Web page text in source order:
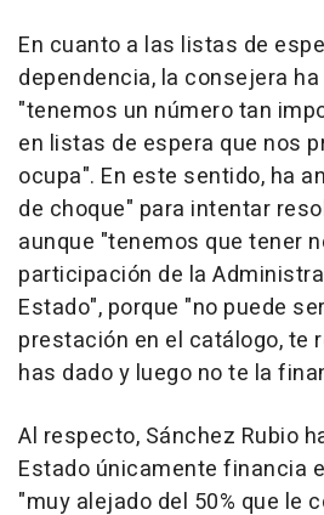
En cuanto a las listas de
dependencia, la consejera
"tenemos un número tan
en listas de espera que nos
ocupa". En este sentido, ha
de choque" para intentar
aunque "tenemos que tener
participación de la
Estado", porque "no puede
prestación en el catálogo, te
has dado y luego no te la
Al respecto, Sánchez Rubio
Estado únicamente financia
"muy alejado del 50% que le